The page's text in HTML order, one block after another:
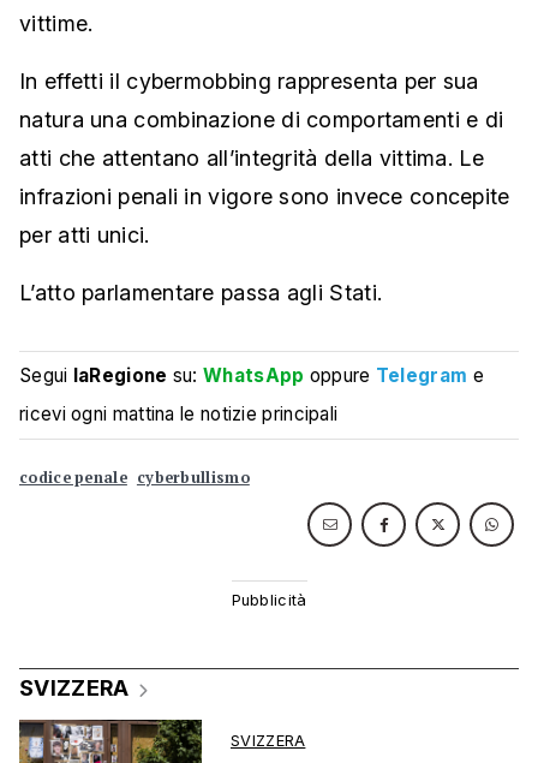
vittime.
In effetti il cybermobbing rappresenta per sua
natura una combinazione di comportamenti e di
atti che attentano all’integrità della vittima. Le
infrazioni penali in vigore sono invece concepite
per atti unici.
L’atto parlamentare passa agli Stati.
Segui laRegione su:WhatsApp oppure Telegram e
ricevi ogni mattina le notizie principali
codice penale cyberbullismo
SVIZZERA
SVIZZERA